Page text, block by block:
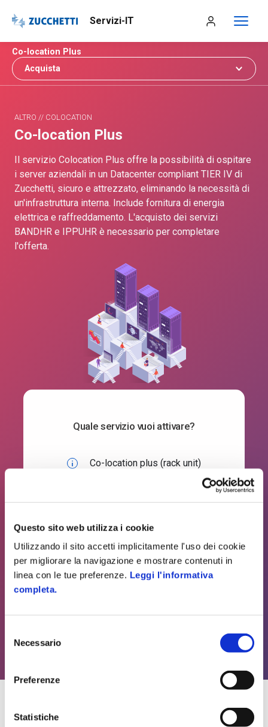
Questo sito web utilizza i cookie
Utilizzando il sito accetti implicitamente l'uso dei cookie
per migliorare la navigazione e mostrare contenuti in
linea con le tue preferenze. Leggi l'informativa
completa.
delNecessario
Preferenze
Statistiche
Servizi-IT
Co-location Plus
Acquista
ALTRO // COLOCATION
Co-location Plus
Il servizio Colocation Plus offre la possibilità di ospitare
i server aziendali in un Datacenter compliant TIER IV di
Zucchetti, sicuro e attrezzato, eliminando la necessità di
un'infrastruttura interna. Include fornitura di energia
elettrica e raffreddamento. L'acquisto dei servizi
BANDHR e IPPUHR è necessario per completare
l'offerta.
Quale servizio vuoi attivare?
Co-location plus (rack unit)